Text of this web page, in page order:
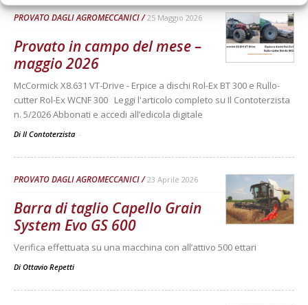
PROVATO DAGLI AGROMECCANICI 25 Maggio 2026
Provato in campo del mese –
maggio 2026
McCormick X8.631 VT-Drive - Erpice a dischi Rol-Ex BT 300 e Rullo-
cutter Rol-Ex WCNF 300 Leggi l'articolo completo su Il Contoterzista
n. 5/2026 Abbonati e accedi all’edicola digitale
Di Il Contoterzista -
PROVATO DAGLI AGROMECCANICI 23 Aprile 2026
Barra di taglio Capello Grain
System Evo GS 600
Verifica effettuata su una macchina con all’attivo 500 ettari
Di Ottavio Repetti